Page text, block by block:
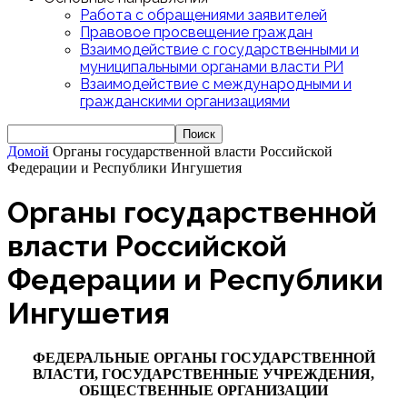
Работа с обращениями заявителей
Правовое просвещение граждан
Взаимодействие с государственными и
муниципальными органами власти РИ
Взаимодействие с международными и
гражданскими организациями
Домой Органы государственной власти Российской
Федерации и Республики Ингушетия
Органы государственной
власти Российской
Федерации и Республики
Ингушетия
ФЕДЕРАЛЬНЫЕ ОРГАНЫ ГОСУДАРСТВЕННОЙ
ВЛАСТИ, ГОСУДАРСТВЕННЫЕ УЧРЕЖДЕНИЯ,
ОБЩЕСТВЕННЫЕ ОРГАНИЗАЦИИ